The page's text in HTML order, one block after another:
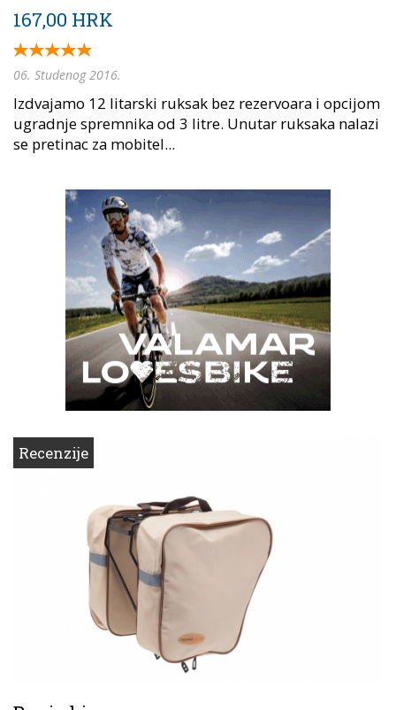
167,00 HRK
06. Studenog 2016.
Izdvajamo 12 litarski ruksak bez rezervoara i opcijom
ugradnje spremnika od 3 litre. Unutar ruksaka nalazi
se pretinac za mobitel...
Recenzije